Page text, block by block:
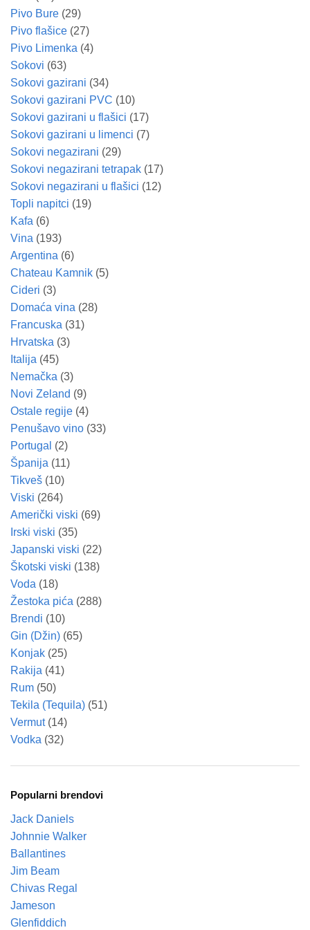
Pivo Bure (29)
Pivo flašice (27)
Pivo Limenka (4)
Sokovi (63)
Sokovi gazirani (34)
Sokovi gazirani PVC (10)
Sokovi gazirani u flašici (17)
Sokovi gazirani u limenci (7)
Sokovi negazirani (29)
Sokovi negazirani tetrapak (17)
Sokovi negazirani u flašici (12)
Topli napitci (19)
Kafa (6)
Vina (193)
Argentina (6)
Chateau Kamnik (5)
Cideri (3)
Domaća vina (28)
Francuska (31)
Hrvatska (3)
Italija (45)
Nemačka (3)
Novi Zeland (9)
Ostale regije (4)
Penušavo vino (33)
Portugal (2)
Španija (11)
Tikveš (10)
Viski (264)
Američki viski (69)
Irski viski (35)
Japanski viski (22)
Škotski viski (138)
Voda (18)
Žestoka pića (288)
Brendi (10)
Gin (Džin) (65)
Konjak (25)
Rakija (41)
Rum (50)
Tekila (Tequila) (51)
Vermut (14)
Vodka (32)
Popularni brendovi
Jack Daniels
Johnnie Walker
Ballantines
Jim Beam
Chivas Regal
Jameson
Glenfiddich